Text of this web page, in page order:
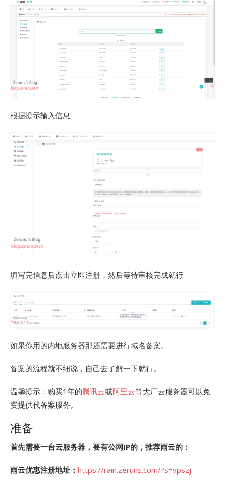
根据提示输入信息
填写完信息后点击立即注册，然后等待审核完成就行
如果你用的内地服务器那还需要进行域名备案。
备案的流程就不细说，自己去了解一下就行。
温馨提示：购买1年的腾讯云或阿里云等大厂云服务器可以免
费提供代备案服务。
准备
首先需要一台云服务器，要有公网IP的，推荐雨云的：
雨云优惠注册地址： https://rain.zeruns.com/?s=vpszj